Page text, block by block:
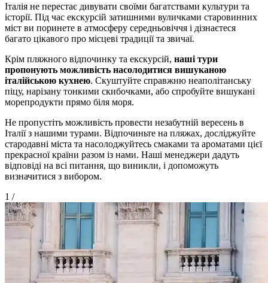
Італія не перестає дивувати своїми багатствами культури та
історії. Під час екскурсій затишними вуличками старовинних
міст ви поринете в атмосферу середньовіччя і дізнаєтеся
багато цікавого про місцеві традиції та звичаї.
Крім пляжного відпочинку та екскурсій, наші тури
пропонують можливість насолодитися вишуканою
італійською кухнею. Скуштуйте справжню неаполітанську
піцу, нарізану тонкими скибочками, або спробуйте вишукані
морепродукти прямо біля моря.
Не пропустіть можливість провести незабутній вересень в
Італії з нашими турами. Відпочиньте на пляжах, досліджуйте
стародавні міста та насолоджуйтесь смаками та ароматами цієї
прекрасної країни разом із нами. Наші менеджери дадуть
відповіді на всі питання, що виникли, і допоможуть
визначитися з вибором.
1 /